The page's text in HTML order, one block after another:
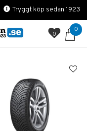
Tryggt köp sedan 1923
0
0